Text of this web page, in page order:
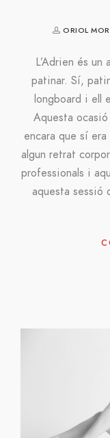
ORIOL
L’Adrien és
patinar. Sí,
longboard i ell
Aquesta
encara que sí
algun retrat
professionals i
aquesta sessió